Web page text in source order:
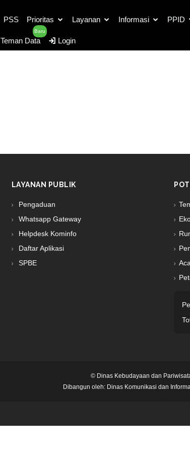
PSS Prioritas Layanan Informasi PPID
Teman Data
Baru
Login
LAYANAN PUBLIK
Pengaduan
Whatsapp Gateway
Helpdesk Kominfo
Daftar Aplikasi
SPBE
© Dinas Kebudayaan dan
Dibangun oleh: Dinas Komunikasi dan